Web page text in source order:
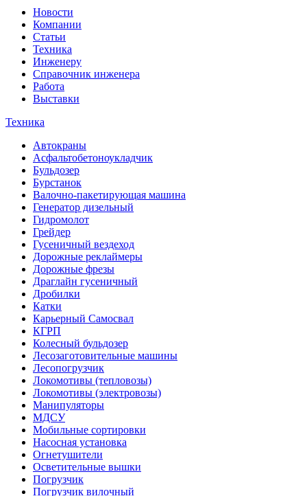
Новости
Компании
Статьи
Техника
Инженеру
Справочник инженера
Работа
Выставки
Техника
Автокраны
Асфальтобетоноукладчик
Бульдозер
Бурстанок
Валочно-пакетирующая машина
Генератор дизельный
Гидромолот
Грейдер
Гусеничный вездеход
Дорожные реклаймеры
Дорожные фрезы
Драглайн гусеничный
Дробилки
Катки
Карьерный Самосвал
КГРП
Колесный бульдозер
Лесозаготовительные машины
Лесопогрузчик
Локомотивы (тепловозы)
Локомотивы (электровозы)
Манипуляторы
МДСУ
Мобильные сортировки
Насосная установка
Огнетушители
Осветительные вышки
Погрузчик
Погрузчик вилочный